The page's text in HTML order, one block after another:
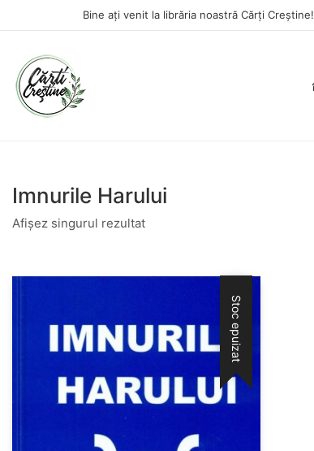
Bine ați venit la librăria noastră Cărți Creștine!
Imnurile Harului
Afișez singurul rezultat
Stoc epuizat